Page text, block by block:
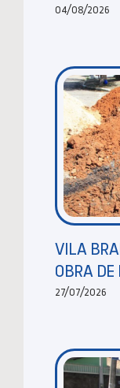
04/08/2026
VILA
OBRA DE
27/07/2026